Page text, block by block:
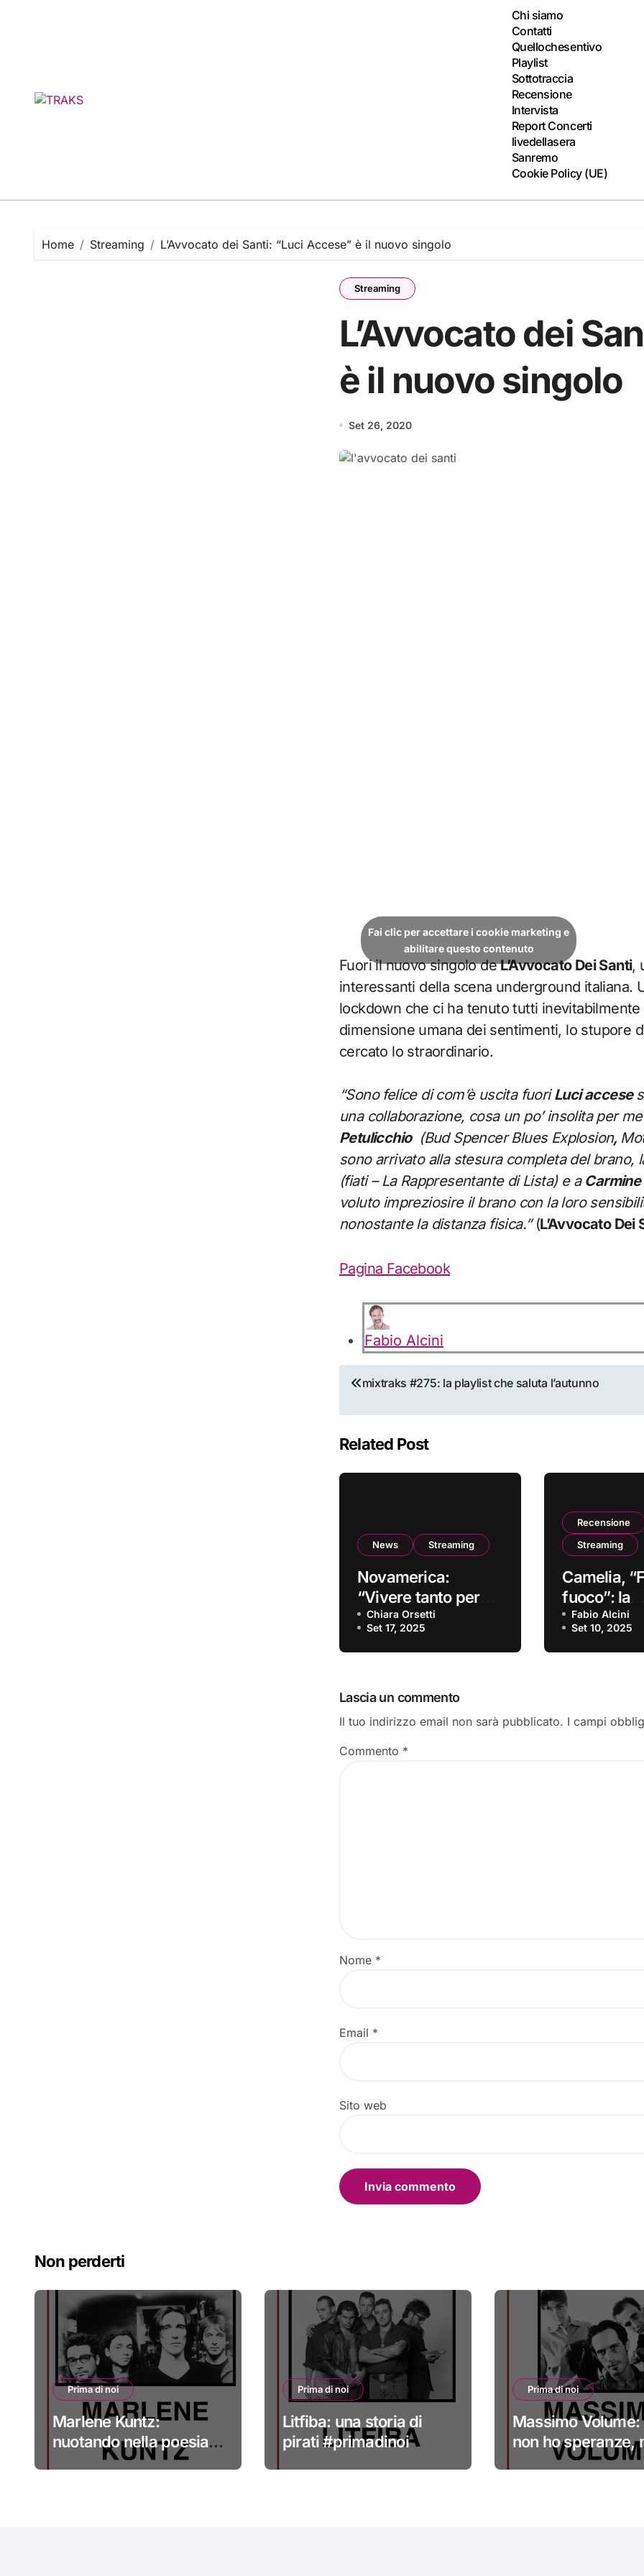
Chi siamo
Contatti
Quellochesentivo
Playlist
Sottotraccia
Recensione
Intervista
Report Concerti
livedellasera
Sanremo
Cookie Policy (UE)
Home Streaming L’Avvocato dei Santi: “Luci Accese” è il nuovo singolo
Streaming
L’Avvocato dei
è il nuovo singolo
Set 26, 2020
Fai clic per accettare i cookie marketing e
abilitare questo contenuto
Fuori il nuovo singolo deL’Avvocato Dei Santi,
interessanti della scena underground italiana.
lockdown che ci ha tenuto tutti inevitabilmente
dimensione umana dei sentimenti, lo stupore
cercato lo straordinario.
“Sono felice di com’è uscita fuoriLuci accese
una collaborazione, cosa un po’ insolita per
Petulicchio(Bud Spencer Blues Explosion,
sono arrivato alla stesura completa del brano,
(fiati – La Rappresentante di Lista) e a
voluto impreziosire il brano con la loro
nonostante la distanza fisica.”(L’Avvocato Dei
Pagina Facebook
Fabio Alcini
Navigazione
articoli
mixtraks #275: la playlist che saluta l’autunno
Related Post
News Streaming
Novamerica:
“Vivere tanto per
vivere” è il nuovo
singolo
Chiara Orsetti
Set 17, 2025
Recensione
Streaming
Camelia,
fuoco”: la
recensione
Fabio Alcini
Set 10, 2025
Lascia un commento
Il tuo indirizzo email non sarà pubblicato. I campi
Commento *
Nome *
Email *
Sito web
Non perderti
Prima di noi
Marlene Kuntz:
nuotando nella poesia
#primadinoi
Prima di noi
Litfiba: una storia di
pirati #primadinoi
Prima di noi
Massimo Volume:
non ho speranze,
credo nella cura